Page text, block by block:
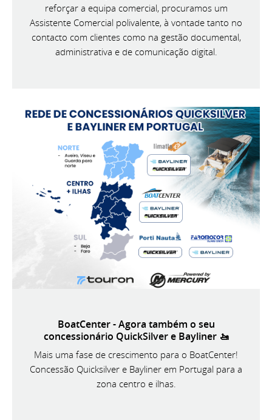
reforçar a equipa comercial, procuramos um
Assistente Comercial polivalente, à vontade tanto no
contacto com clientes como na gestão documental,
administrativa e de comunicação digital.
BoatCenter - Agora também o seu
concessionário QuickSilver e Bayliner 🚤
Mais uma fase de crescimento para o BoatCenter!
Concessão Quicksilver e Bayliner em Portugal para a
zona centro e ilhas.